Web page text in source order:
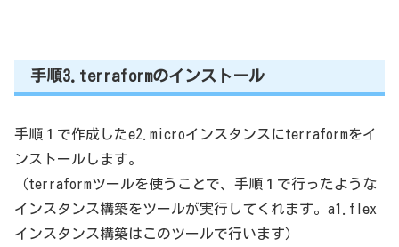
手順3.terraformのインストール
手順１で作成したe2.microインスタンスにterraformをイ
ンストールします。
（terraformツールを使うことで、手順１で行ったような
インスタンス構築をツールが実行してくれます。a1.flex
インスタンス構築はこのツールで行います）